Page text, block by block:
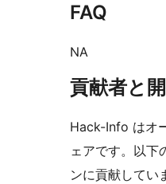
FAQ
NA
貢献者と
Hack-Info はオ
ェアです。以下
ンに貢献してい